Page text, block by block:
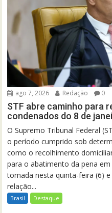
ago 7, 2026 Redação 0
STF abre caminho para
condenados do 8 de
O Supremo Tribunal Federal
o período cumprido sob
como o recolhimento
para o abatimento da pena
tomada nesta quinta-feira (6)
relação...
Brasil Destaque